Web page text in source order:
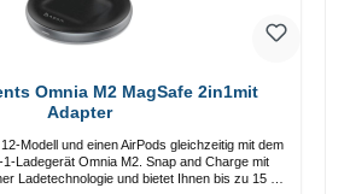
Omnia M2 MagSafe 2in1mit
Adapter
12-Modell und einen AirPods gleichzeitig mit dem
Omnia M2. Snap and Charge mit
Ladetechnologie und bietet Ihnen bis zu 15 W